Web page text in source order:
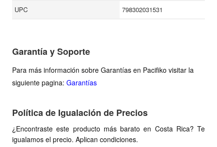
UPC
798302031531
Garantía y Soporte
Para más información sobre Garantías en Pacifiko visitar la
siguiente pagina: Garantías
Política de Igualación de Precios
¿Encontraste este producto más barato en Costa Rica? Te
igualamos el precio. Aplican condiciones.